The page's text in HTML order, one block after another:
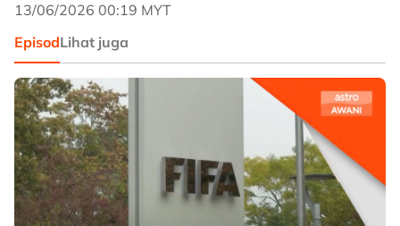
13/06/2026 00:19 MYT
EpisodLihat juga